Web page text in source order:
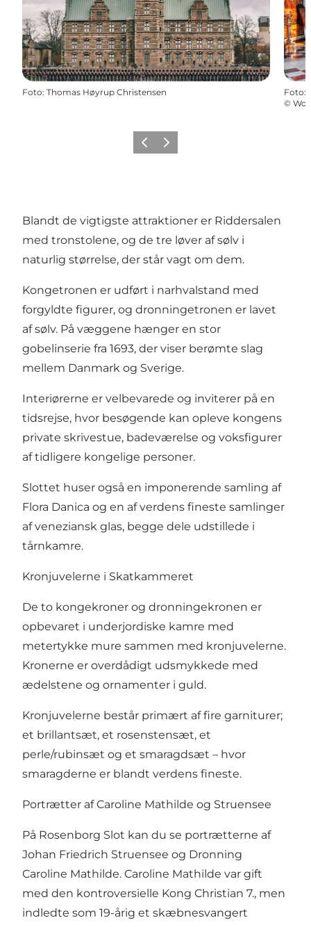
Foto: Thomas Høyrup Christensen Foto:
©
ForrigeNæste
Blandt de vigtigste attraktioner er Riddersalen
med tronstolene, og de tre løver af sølv i
naturlig størrelse, der står vagt om dem.
Kongetronen er udført i narhvalstand med
forgyldte figurer, og dronningetronen er lavet
af sølv. På væggene hænger en stor
gobelinserie fra 1693, der viser berømte slag
mellem Danmark og Sverige.
Interiørerne er velbevarede og inviterer på en
tidsrejse, hvor besøgende kan opleve kongens
private skrivestue, badeværelse og voksfigurer
af tidligere kongelige personer.
Slottet huser også en imponerende samling af
Flora Danica og en af verdens fineste samlinger
af veneziansk glas, begge dele udstillede i
tårnkamre.
Kronjuvelerne i Skatkammeret
De to kongekroner og dronningekronen er
opbevaret i underjordiske kamre med
metertykke mure sammen med kronjuvelerne.
Kronerne er overdådigt udsmykkede med
ædelstene og ornamenter i guld.
Kronjuvelerne består primært af fire garniturer;
et brillantsæt, et rosenstensæt, et
perle/rubinsæt og et smaragdsæt – hvor
smaragderne er blandt verdens fineste.
Portrætter af Caroline Mathilde og Struensee
På Rosenborg Slot kan du se portrætterne af
Johan Friedrich Struensee og Dronning
Caroline Mathilde. Caroline Mathilde var gift
med den kontroversielle Kong Christian 7., men
indledte som 19-årig et skæbnesvangert